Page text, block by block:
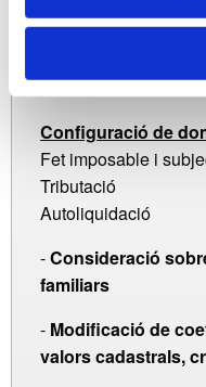
Tarifa i coeficients
Bonificació de la
Criteris de
Configuració de
Fet imposable i
Tributació
Autoliquidació
-Consideració
familiars
- Modificació de
valors cadastrals,